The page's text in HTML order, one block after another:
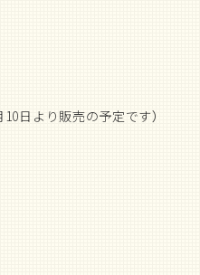
日より販売の予定です）